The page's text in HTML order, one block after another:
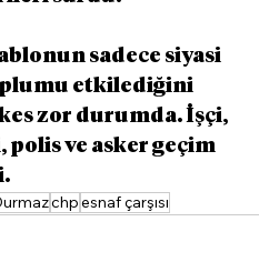
sadece siyasi
etkilediğini
zor durumda. İşçi,
ve asker geçim
chpesnaf çarşısı